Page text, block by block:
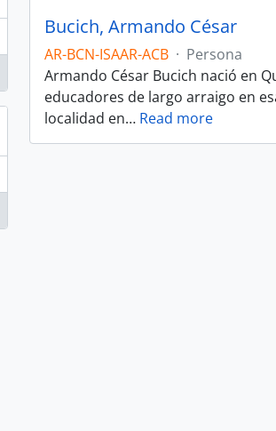
Bucich, Armando César
AR-BCN-ISAAR-ACB · Persona
Armando César Bucich nació en
educadores de largo arraigo en
localidad en… Read more